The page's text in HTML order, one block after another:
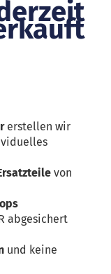
erstellen wir
von
abgesichert
und keine